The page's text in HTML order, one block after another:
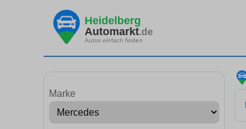
Heidelberg
Automarkt.de
Autos einfach finden
Marke